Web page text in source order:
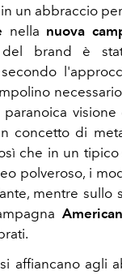
un abbraccio
nella nuova
del brand è
concetto di
che in un
polveroso, i
mentre
affiancano agli